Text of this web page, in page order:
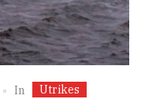
In Utrikes